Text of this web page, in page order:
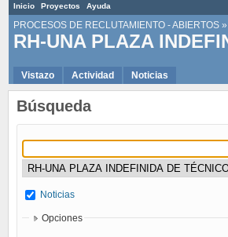
Inicio Proyectos Ayuda
PROCESOS DE RECLUTAMIENTO - ABIERTOS »
Vistazo Actividad Noticias
Búsqueda
Noticias
Opciones